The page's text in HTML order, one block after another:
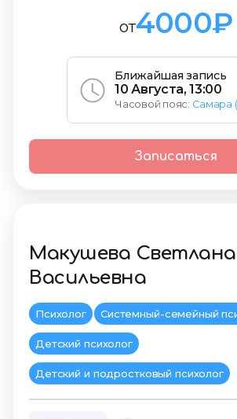
от4000₽
Ближайшая запись
10 Августа, 13:00
Часовой пояс: Самара
Записаться
Макушева Светлана
Васильевна
Психолог Системный-семейный
Детский психолог
Детский и подростковый психолог